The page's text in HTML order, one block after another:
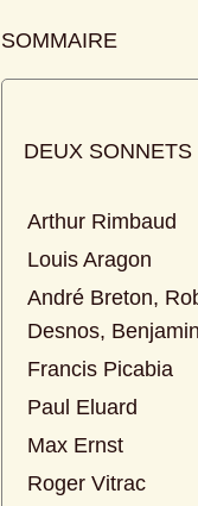
SOMMAIRE
DEUX
Arthur Rimbaud
Louis Aragon
André Breton,
Desnos,
Francis Picabia
Paul Eluard
Max Ernst
Roger Vitrac